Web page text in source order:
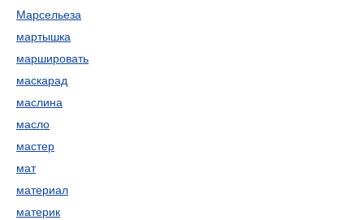
Марсельеза
мартышка
маршировать
маскарад
маслина
масло
мастер
мат
материал
материк